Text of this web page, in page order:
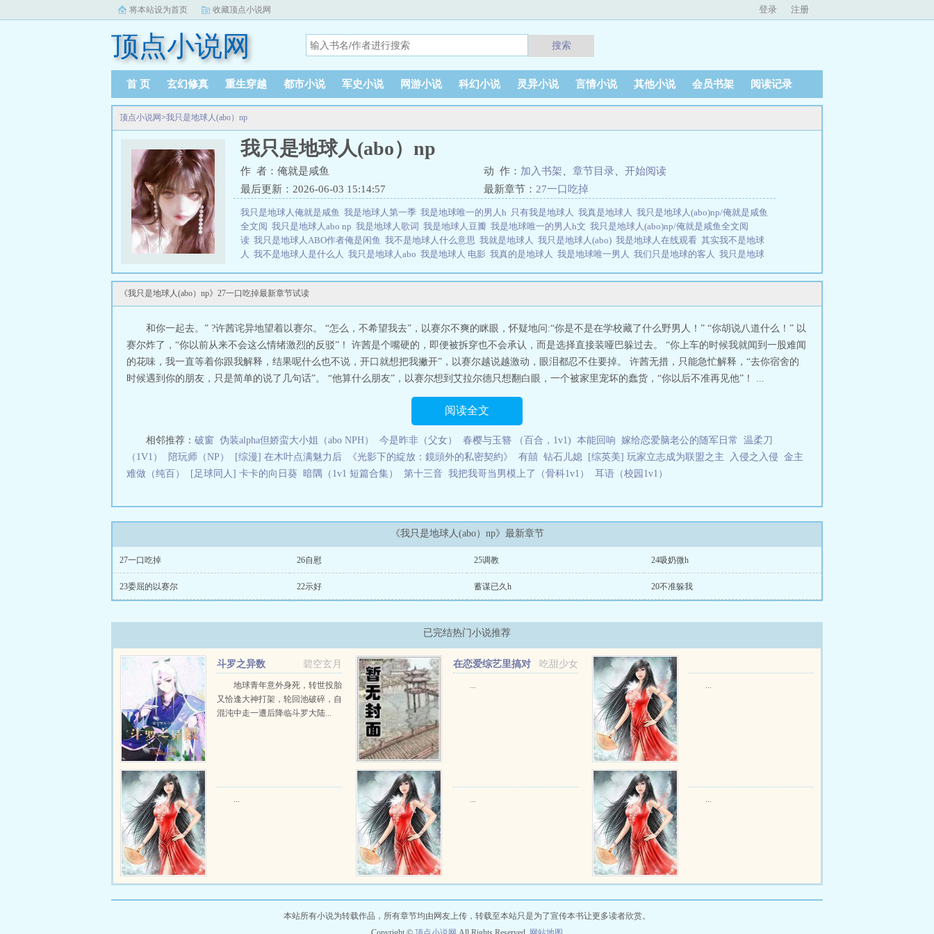
将本站设为首页 收藏顶点小说网 登录 注册
顶点小说网 搜索
首 页 玄幻修真 重生穿越 都市小说 军史小说 网游小说 科幻小说 灵异小说 言情小说 其他小说 会员书架 阅读记录
顶点小说网>我只是地球人(abo）np
我只是地球人(abo）np
作 者：俺就是咸鱼 动 作： 加入书架 章节目录
开始阅读
最后更新：2026-06-03 15:14:57
最新章节： 27一口吃掉
我只是地球人俺就是咸鱼 我是地球人第一季 我是地球唯一的男人h 只有我是地球人 我真是地球人 我只是地球人(abo)np/俺就是咸鱼
全文阅 我只是地球人abo np 我是地球人歌词 我是地球人豆瓣 我是地球唯一的男人h文 我只是地球人(abo)np/俺就是咸鱼全文阅
读 我只是地球人ABO作者俺是闲鱼 我不是地球人什么意思 我就是地球人 我只是地球人(abo) 我是地球人在线观看 其实我不是地球
人 我不是地球人是什么人 我只是地球人abo 我是地球人 电影 我真的是地球人 我是地球唯一男人 我们只是地球的客人 我只是地球
就是咸鱼我只是地球人我就是地球我才是地球球草我只是地球人by俺就是咸鱼我不是地球人我什么人我不是地球人我是谁我是
地球唯一的男人凌天
男人我是地球的我是地球人我是地球我说我是地球人我不是地球人我只是地球人(abo）np简介：emsp;emsp;强制爱+np+女弱+男
处一个地球人来到陌生世界冒险的故事女主有点呆，很冷漠，全文不会爱上任何人，女主武力很弱，有强制爱部分。许茜没有腺体，
不属于abo任何一种性别，她期待着或许有办法能回到自己的星球。本文可能设定:养父的父爱变质、阴森漂亮的omega哥哥……非买
股文，不会偏心任何一个男主，做好男主可能随时死掉的可能。更新随灵感，灵感爆棚会更的很多，没有的时候可能会推迟，抱歉。
拒绝写作指导，感谢支持我只是地球人abo）np
《我只是地球人(abo）np》27一口吃掉最新章节试读
和你一起去。” ?许茜诧异地望着以赛尔。 “怎么，不希望我去”，以赛尔不爽的眯眼，怀疑地问:“你是不是在学校藏了什么野男人！” “你胡说八道什么！” 以
赛尔炸了，“你以前从来不会这么情绪激烈的反驳”！ 许茜是个嘴硬的，即便被拆穿也不会承认，而是选择直接装哑巴躲过去。 “你上车的时候我就闻到一股难闻
的花味，我一直等着你跟我解释，结果呢什么也不说，开口就想把我撇开”，以赛尔越说越激动，眼泪都忍不住要掉。 许茜无措，只能急忙解释，“去你宿舍的
时候遇到你的朋友，只是简单的说了几句话”。 “他算什么朋友”，以赛尔想到艾拉尔德只想翻白眼，一个被家里宠坏的蠢货，“你以后不准再见他”！ ...
阅读全文
相邻推荐： 破窗 伪装alpha但娇蛮大小姐（abo NPH） 今是昨非（父女） 春樱与玉簪 （百合，1v1) 本能回响 嫁给恋爱脑老公的随军日常
温柔刀
（1V1）
陪玩师（NP） [综漫] 在木叶点满魅力后 《光影下的綻放：鏡頭外的私密契約》 有囍 钻石儿媳 [综英美] 玩家立志成为联盟之主 入侵之入侵 金主
难做（纯百）
[足球同人] 卡卡的向日葵 暗隅（1v1 短篇合集） 第十三音 我把我哥当男模上了（骨科1v1） 耳语（校园1v1）
《我只是地球人(abo）np》最新章节
27一口吃掉 26自慰 25调教 24吸奶微h
23委屈的以赛尔 22示好 蓄谋已久h 20不准躲我
已完结热门小说推荐
碧空玄月
斗罗之异数
地球青年意外身死，转世投胎
又恰逢大神打架，轮回池破碎，自
混沌中走一遭后降临斗罗大陆...
吃甜少女
在恋爱综艺里搞对
... ...
... ... ...
本站所有小说为转载作品，所有章节均由网友上传，转载至本站只是为了宣传本书让更多读者欣赏。